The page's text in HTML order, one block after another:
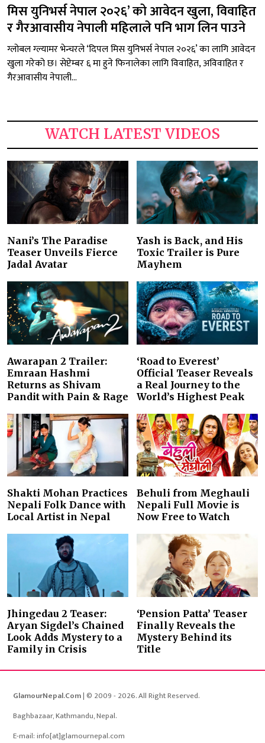
मिस युनिभर्स नेपाल २०२६’ को आवेदन खुला, विवाहित
र गैरआवासीय नेपाली महिलाले पनि भाग लिन पाउने
ग्लोबल ग्ल्यामर भेन्चरले ‘दिपल मिस युनिभर्स नेपाल २०२६’ का लागि आवेदन
खुला गरेको छ। सेप्टेम्बर ६ मा हुने फिनालेका लागि विवाहित, अविवाहित र
गैरआवासीय नेपाली...
WATCH LATEST VIDEOS
Nani’s The Paradise
Teaser Unveils Fierce
Jadal Avatar
Yash is Back, and His
Toxic Trailer is Pure
Mayhem
Awarapan 2 Trailer:
Emraan Hashmi
Returns as Shivam
Pandit with Pain & Rage
‘Road to Everest’
Official Teaser Reveals
a Real Journey to the
World’s Highest Peak
Shakti Mohan Practices
Nepali Folk Dance with
Local Artist in Nepal
Behuli from Meghauli
Nepali Full Movie is
Now Free to Watch
Jhingedau 2 Teaser:
Aryan Sigdel’s Chained
Look Adds Mystery to a
Family in Crisis
‘Pension Patta’ Teaser
Finally Reveals the
Mystery Behind its
Title
GlamourNepal.Com| © 2009 - 2026. All Right Reserved.
Baghbazaar, Kathmandu, Nepal.
E-mail: info[at]glamournepal.com